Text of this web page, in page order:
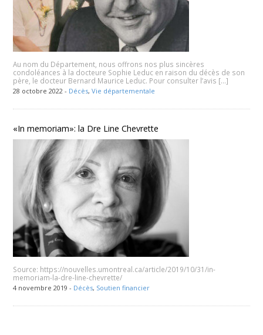
Au nom du Département, nous offrons nos plus sincères
condoléances à la docteure Sophie Leduc en raison du décès de son
père, le docteur Bernard Maurice Leduc. Pour consulter l’avis […]
28 octobre 2022 - Décès,Vie départementale
«In memoriam»: la Dre Line Chevrette
Source: https://nouvelles.umontreal.ca/article/2019/10/31/in-
memoriam-la-dre-line-chevrette/
4 novembre 2019 - Décès, Soutien financier